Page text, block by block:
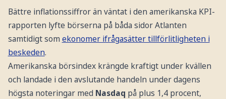
Bättre inflationssiffror än väntat i den amerikanska KPI-
rapporten lyfte börserna på båda sidor Atlanten
samtidigt som ekonomer ifrågasätter tillförlitligheten i
beskeden.
Amerikanska börsindex krängde kraftigt under kvällen
och landade i den avslutande handeln under dagens
högsta noteringar med Nasdaq på plus 1,4 procent,